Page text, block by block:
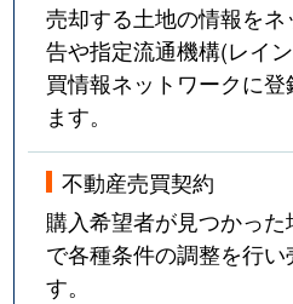
売却する土地の情報を
告や指定流通機構(レイ
買情報ネットワークに
ます。
不動産売買契約
購入希望者が見つかっ
で各種条件の調整を行
す。